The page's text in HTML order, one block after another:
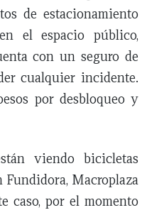
de estacionamiento
el espacio público,
con un seguro de
cualquier incidente.
por desbloqueo y
viendo bicicletas
Macroplaza
caso, por el momento